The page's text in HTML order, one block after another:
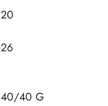
20
26
40/40 G